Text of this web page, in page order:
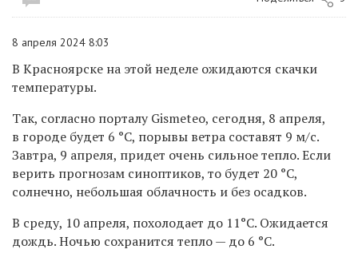
8 апреля 2024 8:03
В Красноярске на этой неделе ожидаются скачки
температуры.
Так, согласно порталу Gismeteo, сегодня, 8 апреля,
в городе будет 6 °С, порывы ветра составят 9 м/с.
Завтра, 9 апреля, придет очень сильное тепло. Если
верить прогнозам синоптиков, то будет 20 °С,
солнечно, небольшая облачность и без осадков.
В среду, 10 апреля, похолодает до 11°С. Ожидается
дождь. Ночью сохранится тепло — до 6 °С.